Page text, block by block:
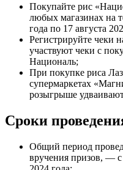
Покупайте рис
любых магазинах на
года по 17 августа
Регистрируйте чеки
участвуют чеки с
Националь;
При покупке риса
супермаркетах
розыгрыше
Сроки
Общий период
вручения призов, —